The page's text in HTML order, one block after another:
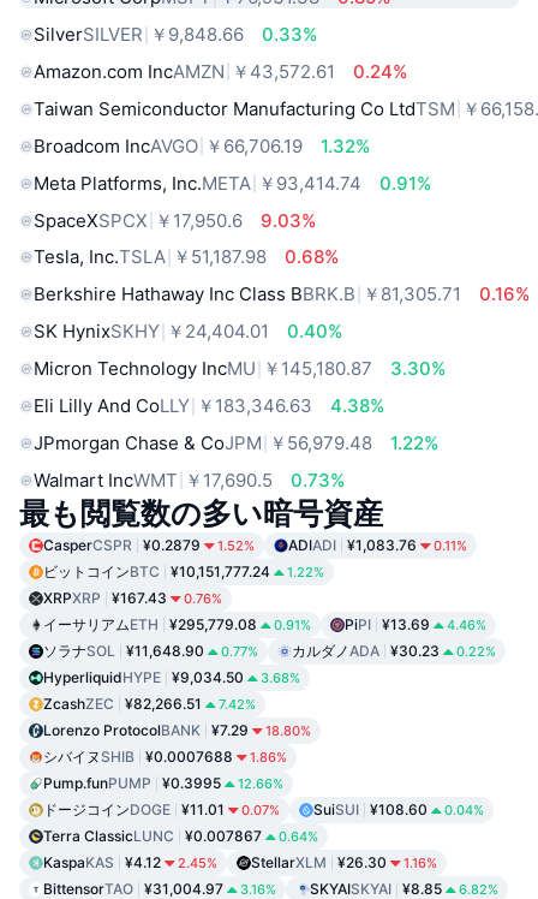
SilverSILVER ￥9,848.66
0.33%
Amazon.com IncAMZN ￥43,572.61
0.24%
Taiwan Semiconductor Manufacturing Co LtdTSM ￥
Broadcom IncAVGO ￥66,706.19
1.32%
Meta Platforms, Inc.META ￥93,414.74
0.91%
SpaceXSPCX ￥17,950.6
9.03%
Tesla, Inc.TSLA ￥51,187.98
0.68%
Berkshire Hathaway Inc Class BBRK.B ￥81,305.71
0.16%
SK HynixSKHY ￥24,404.01
0.40%
Micron Technology IncMU ￥145,180.87
3.30%
Eli Lilly And CoLLY ￥183,346.63
4.38%
JPmorgan Chase & CoJPM ￥56,979.48
1.22%
Walmart IncWMT ￥17,690.5 0.73%
最も閲覧数の多い暗号資産
CasperCSPR ¥0.2879 1.52% ADIADI ¥1,083.76 0.11%
ビットコインBTC ¥10,151,777.24 1.22%
XRPXRP ¥167.43 0.76%
イーサリアムETH ¥295,779.08 0.91% PiPI ¥13.69 4.46%
ソラナSOL ¥11,648.90 0.77% カルダノADA ¥30.23 0.22%
HyperliquidHYPE ¥9,034.50 3.68%
ZcashZEC ¥82,266.51 7.42%
Lorenzo ProtocolBANK ¥7.29 18.80%
シバイヌ SHIB ¥0.0007688 1.86%
Pump.funPUMP ¥0.3995 12.66%
ドージコインDOGE ¥11.01 0.07% SuiSUI ¥108.60 0.04%
Terra ClassicLUNC ¥0.007867 0.64%
KaspaKAS ¥4.12 2.45% StellarXLM ¥26.30 1.16%
BittensorTAO ¥31,004.97 3.16% SKYAISKYAI ¥8.85 6.82%